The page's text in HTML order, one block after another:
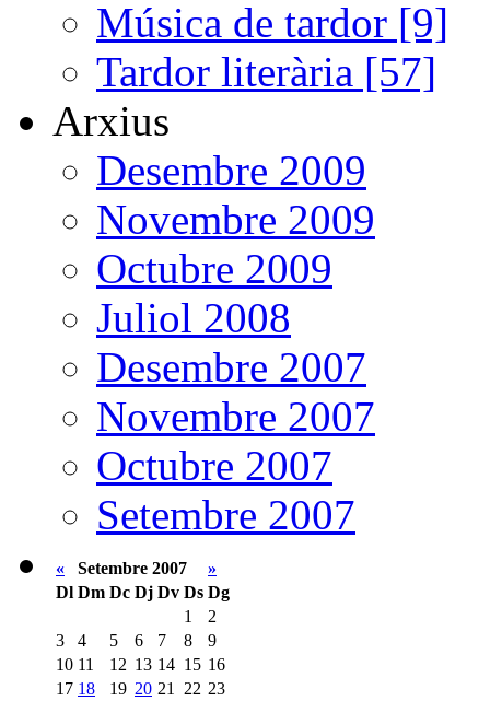
Música de tardor [9]
Tardor literària [57]
Arxius
Desembre 2009
Novembre 2009
Octubre 2009
Juliol 2008
Desembre 2007
Novembre 2007
Octubre 2007
Setembre 2007
« Setembre 2007
»
Dl Dm Dc Dj Dv Ds Dg
1
2
3
4 5 6 7 8
9
10 11 12 13 14 15 16
17 18 19 20 21 22 23